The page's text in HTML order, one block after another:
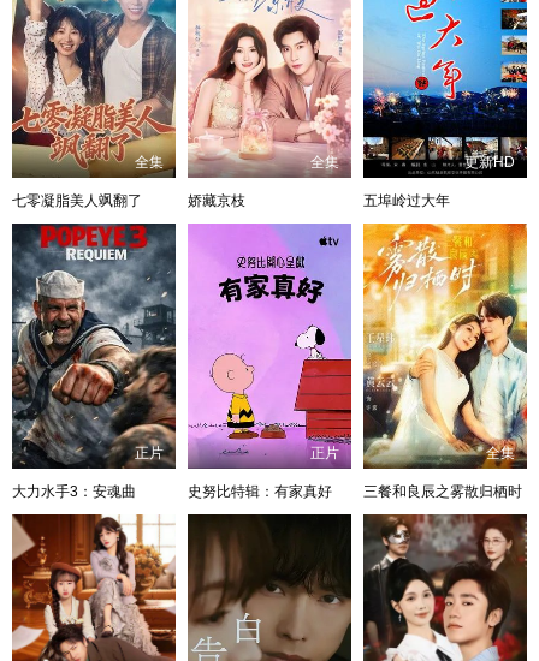
全集
七零凝脂美人飒翻了
全集
娇藏京枝
更新HD
五埠岭过大年
正片
大力水手3：安魂曲
正片
史努比特辑：有家真好
全集
三餐和良辰之雾散归栖时